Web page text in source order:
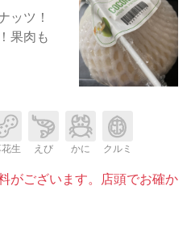
ッツ！
果肉も
生 えび かに クルミ
がございます。店頭でお確か